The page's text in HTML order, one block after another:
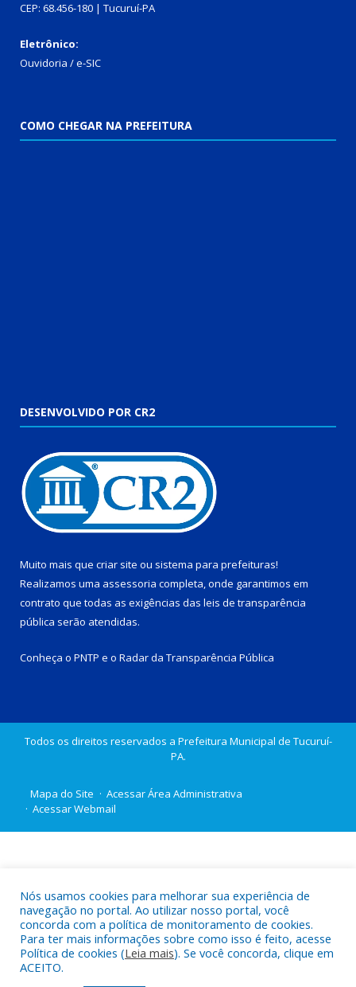
CEP: 68.456-180 | Tucuruí-PA
Eletrônico:
Ouvidoria /e-SIC
COMO CHEGAR NA PREFEITURA
DESENVOLVIDO POR CR2
Muito mais que criar site ou sistema para prefeituras!
Realizamos uma assessoria completa, onde garantimos em
contrato que todas as exigências das leis de transparência
pública serão atendidas.
Conheça o PNTP e o Radar da Transparência Pública
Todos os direitos reservados a Prefeitura Municipal de Tucuruí-
PA.
Mapa do Site
Acessar Área Administrativa
Acessar Webmail
Nós usamos cookies para melhorar sua experiência de
navegação no portal. Ao utilizar nosso portal, você
concorda com a política de monitoramento de cookies.
Para ter mais informações sobre como isso é feito, acesse
Política de cookies (Leia mais). Se você concorda, clique em
ACEITO.